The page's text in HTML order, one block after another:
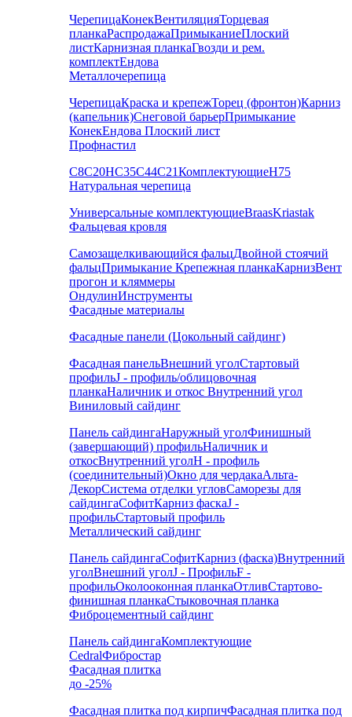
ЧерепицаКонекВентиляцияТорцевая
планкаРаспродажаПримыканиеПлоский
листКарнизная планкаГвозди и рем.
комплектЕндова
Металлочерепица
ЧерепицаКраска и крепежТорец (фронтон)Карниз
(капельник)Снеговой барьерПримыкание
КонекЕндова Плоский лист
Профнастил
С8С20НС35С44С21КомплектующиеН75
Натуральная черепица
Универсальные комплектующиеBraasKriastak
Фальцевая кровля
Самозащелкивающийся фальцДвойной стоячий
фальцПримыкание Крепежная планкаКарнизВент
прогон и кляммеры
ОндулинИнструменты
Фасадные материалы
Фасадные панели (Цокольный сайдинг)
Фасадная панельВнешний уголСтартовый
профильJ - профиль/облицовочная
планкаНаличник и откос Внутренний угол
Виниловый сайдинг
Панель сайдингаНаружный уголФинишный
(завершающий) профильНаличник и
откосВнутренний уголH - профиль
(соединительный)Окно для чердакаАльта-
ДекорСистема отделки угловСаморезы для
сайдингаСофитКарниз фаскаJ -
профильСтартовый профиль
Металлический сайдинг
Панель сайдингаСофитКарниз (фаска)Внутренний
уголВнешний уголJ - ПрофильF -
профильОколооконная планкаОтливСтартово-
финишная планкаСтыковочная планка
Фиброцементный сайдинг
Панель сайдингаКомплектующие
CedralФибростар
Фасадная плитка
до -25%
Фасадная плитка под кирпичФасадная плитка под